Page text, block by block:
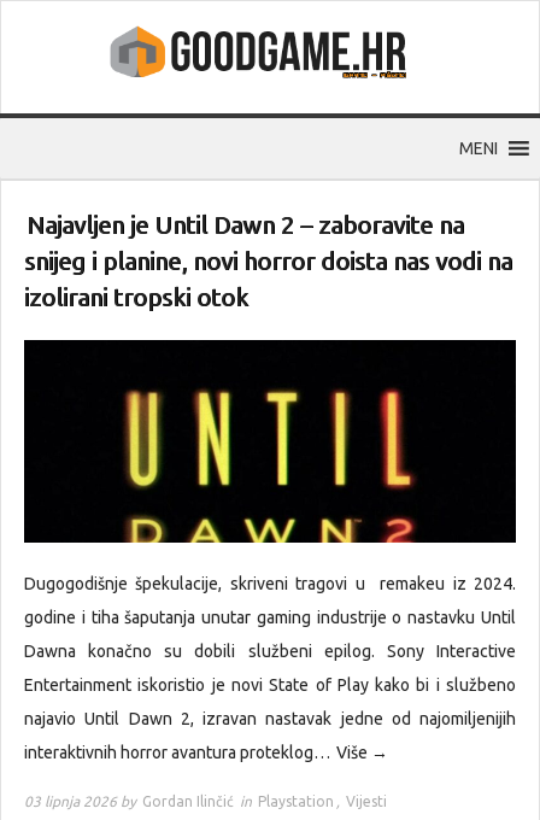
MENI
Najavljen je Until Dawn 2 – zaboravite na
snijeg i planine, novi horror doista nas vodi na
izolirani tropski otok
Dugogodišnje špekulacije, skriveni tragovi u remakeu iz 2024.
godine i tiha šaputanja unutar gaming industrije o nastavku Until
Dawna konačno su dobili službeni epilog. Sony Interactive
Entertainment iskoristio je novi State of Play kako bi i službeno
najavio Until Dawn 2, izravan nastavak jedne od najomiljenijih
interaktivnih horror avantura proteklog… Više →
03 lipnja 2026 by Gordan Ilinčić in Playstation , Vijesti